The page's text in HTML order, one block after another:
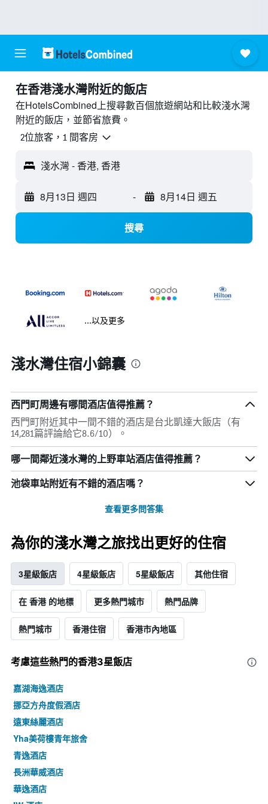
​在香港淺水灣附近​的飯店
在HotelsCombined上搜尋數百個旅遊網站和比較淺水灣
附近的飯店，並節省旅費。
2位旅客，1 間客房
淺水灣 - 香港, 香港
8月13日 週四 - 8月14日 週五
搜尋
...以及更多
淺水灣住宿小錦囊
西門町周邊有哪間酒店值得推薦？
西門町附近其中一間不錯的酒店是台北凱達大飯店（有
14,281篇評論給它8.6/10）。
哪一間鄰近淺水灣的上野車站酒店值得推薦？
池袋車站附近有不錯的酒店嗎？
查看更多問答集
為你的淺水灣之旅找出更好的住宿
3星級飯店 4星級飯店 5星級飯店 其他住宿
在 香港 的地標 更多熱門城市 熱門品牌
熱門城市 香港住宿 香港市內地區
考慮這些熱門的香港3星​飯店
嘉湖海逸酒店
挪亞方舟度假酒店
遠東絲麗酒店
Yha美荷樓青年旅舍
青逸酒店
長洲華威酒店
華逸酒店